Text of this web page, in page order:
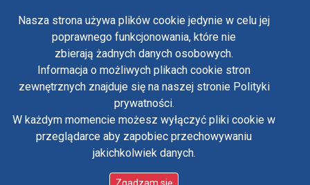
Nasza strona używa plików cookie jedynie w celu jej
poprawnego funkcjonowania, które nie
zbierają żadnych danych osobowych.
Informacja o możliwych plikach cookie stron
zewnętrznych znajduje się na naszej stronie Polityki
prywatności.
W każdym momencie możesz wyłączyć pliki cookie w
przeglądarce aby zapobiec przechowywaniu
jakichkolwiek danych.
Copyright © Biuro Prasowe Jasnej Góry 2026
Polityka prywatności
Oświadczenie o dostępności
Standardy ochrony małoletnich w klasztorze OO.
Paulinów na Jasnej Górze